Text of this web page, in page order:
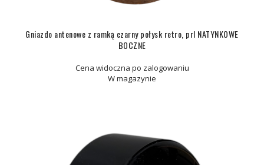
Gniazdo antenowe z ramką czarny połysk retro, prl NATYNKOWE
BOCZNE
Cena widoczna po zalogowaniu
W magazynie